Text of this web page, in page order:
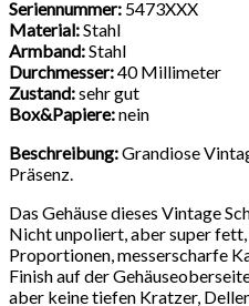
Seriennummer: 5473XXX
Material:Stahl
Armband:Stahl
Durchmesser:40 Millimeter
Zustand:sehr gut
Box&Papiere:nein
Beschreibung:Grandiose
Präsenz.
Das Gehäuse dieses Vintage
Nicht unpoliert, aber super
Proportionen, messerscharfe
Finish auf der
aber keine tiefen Kratzer,